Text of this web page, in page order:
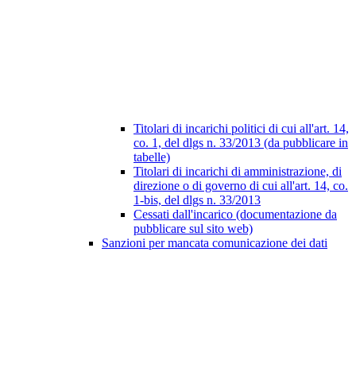
Titolari di incarichi politici di cui all'art. 14,
co. 1, del dlgs n. 33/2013 (da pubblicare in
tabelle)
Titolari di incarichi di amministrazione, di
direzione o di governo di cui all'art. 14, co.
1-bis, del dlgs n. 33/2013
Cessati dall'incarico (documentazione da
pubblicare sul sito web)
Sanzioni per mancata comunicazione dei dati